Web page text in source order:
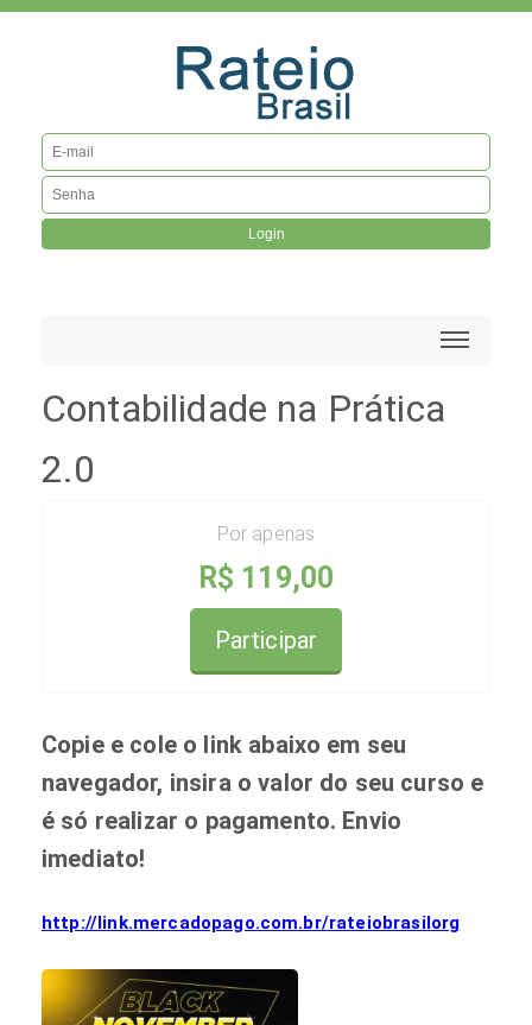
Login
Contabilidade na Prática
2.0
Por apenas
R$ 119,00
Participar
Copie e cole o link abaixo em seu
navegador, insira o valor do seu curso e
é só realizar o pagamento. Envio
imediato!
http://link.mercadopago.com.br/rateiobrasilorg